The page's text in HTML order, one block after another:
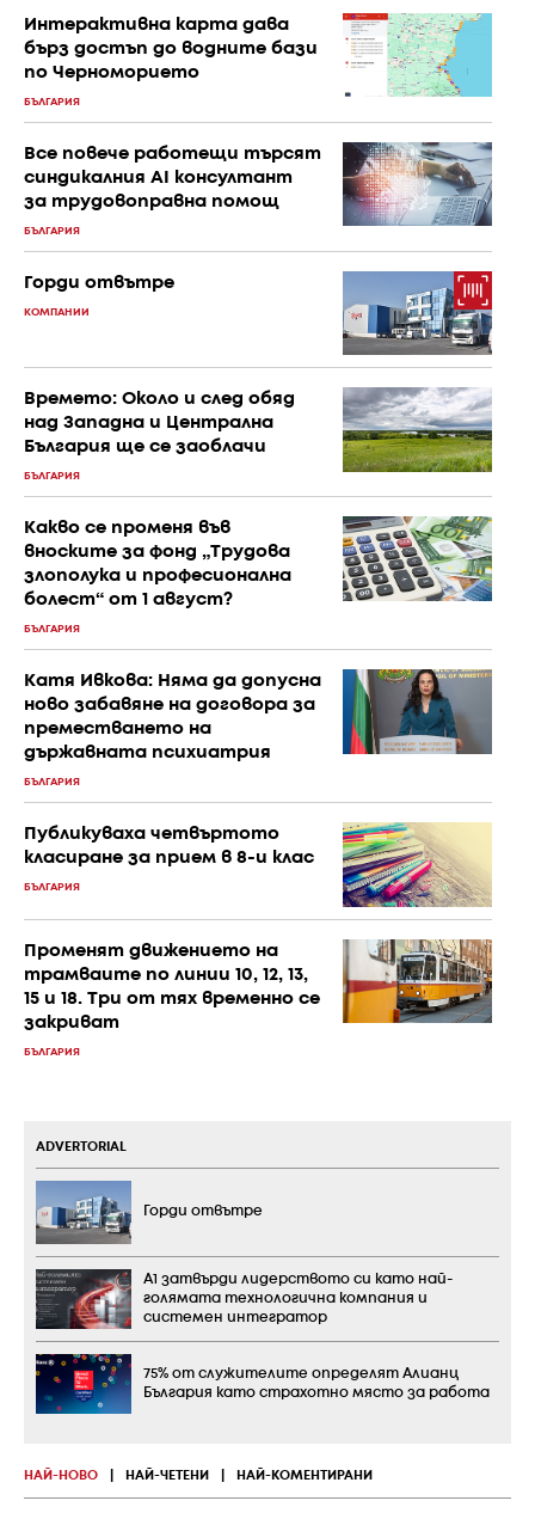
Интерактивна карта дава
бърз достъп до водните бази
по Черноморието
БЪЛГАРИЯ
Все повече работещи търсят
синдикалния AI консултант
за трудовоправна помощ
БЪЛГАРИЯ
Горди отвътре
КОМПАНИИ
Времето: Около и след обяд
над Западна и Централна
България ще се заоблачи
БЪЛГАРИЯ
Какво се променя във
вноските за фонд „Трудова
злополука и професионална
болест“ от 1 август?
БЪЛГАРИЯ
Катя Ивкова: Няма да допусна
ново забавяне на договора за
преместването на
държавната психиатрия
БЪЛГАРИЯ
Публикуваха четвъртото
класиране за прием в 8-и клас
БЪЛГАРИЯ
Променят движението на
трамваите по линии 10, 12, 13,
15 и 18. Три от тях временно се
закриват
БЪЛГАРИЯ
НАЙ-НОВО НАЙ-ЧЕТЕНИ НАЙ-КОМЕНТИРАНИ
ADVERTORIAL
Горди отвътре
А1 затвърди лидерството си като най-
голямата технологична компания и
системен интегратор
75% от служителите определят Алианц
България като страхотно място за работа